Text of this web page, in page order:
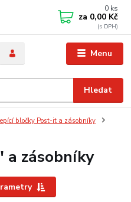
Menu
Hledat
0 ks
za 0,00 Kč
bločky Post-it a zásobníky
a zásobníky